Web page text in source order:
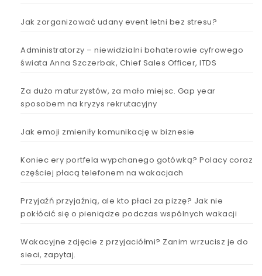
Jak zorganizować udany event letni bez stresu?
Administratorzy – niewidzialni bohaterowie cyfrowego
świata Anna Szczerbak, Chief Sales Officer, ITDS
Za dużo maturzystów, za mało miejsc. Gap year
sposobem na kryzys rekrutacyjny
Jak emoji zmieniły komunikację w biznesie
Koniec ery portfela wypchanego gotówką? Polacy coraz
częściej płacą telefonem na wakacjach
Przyjaźń przyjaźnią, ale kto płaci za pizzę? Jak nie
pokłócić się o pieniądze podczas wspólnych wakacji
Wakacyjne zdjęcie z przyjaciółmi? Zanim wrzucisz je do
sieci, zapytaj.